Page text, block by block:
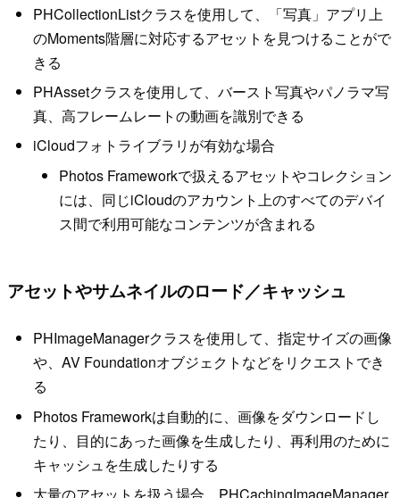
PHCollectionListクラスを使用して、「写真」アプリ上
のMoments階層に対応するアセットを見つけることがで
きる
PHAssetクラスを使用して、バースト写真やパノラマ写
真、高フレームレートの動画を識別できる
iCloudフォトライブラリが有効な場合
Photos Frameworkで扱えるアセットやコレクション
には、同じiCloudのアカウント上のすべてのデバイ
ス間で利用可能なコンテンツが含まれる
アセットやサムネイルのロード／キャッシュ
PHImageManagerクラスを使用して、指定サイズの画像
や、AV Foundationオブジェクトなどをリクエストでき
る
Photos Frameworkは自動的に、画像をダウンロードし
たり、目的にあった画像を生成したり、再利用のために
キャッシュを生成したりする